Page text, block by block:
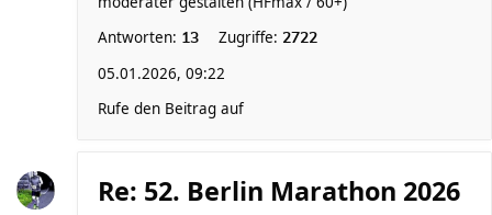
Antworten: 13 Zugriffe: 2722
05.01.2026, 09:22
Rufe den Beitrag auf
Re: 52. Berlin Marathon 2026